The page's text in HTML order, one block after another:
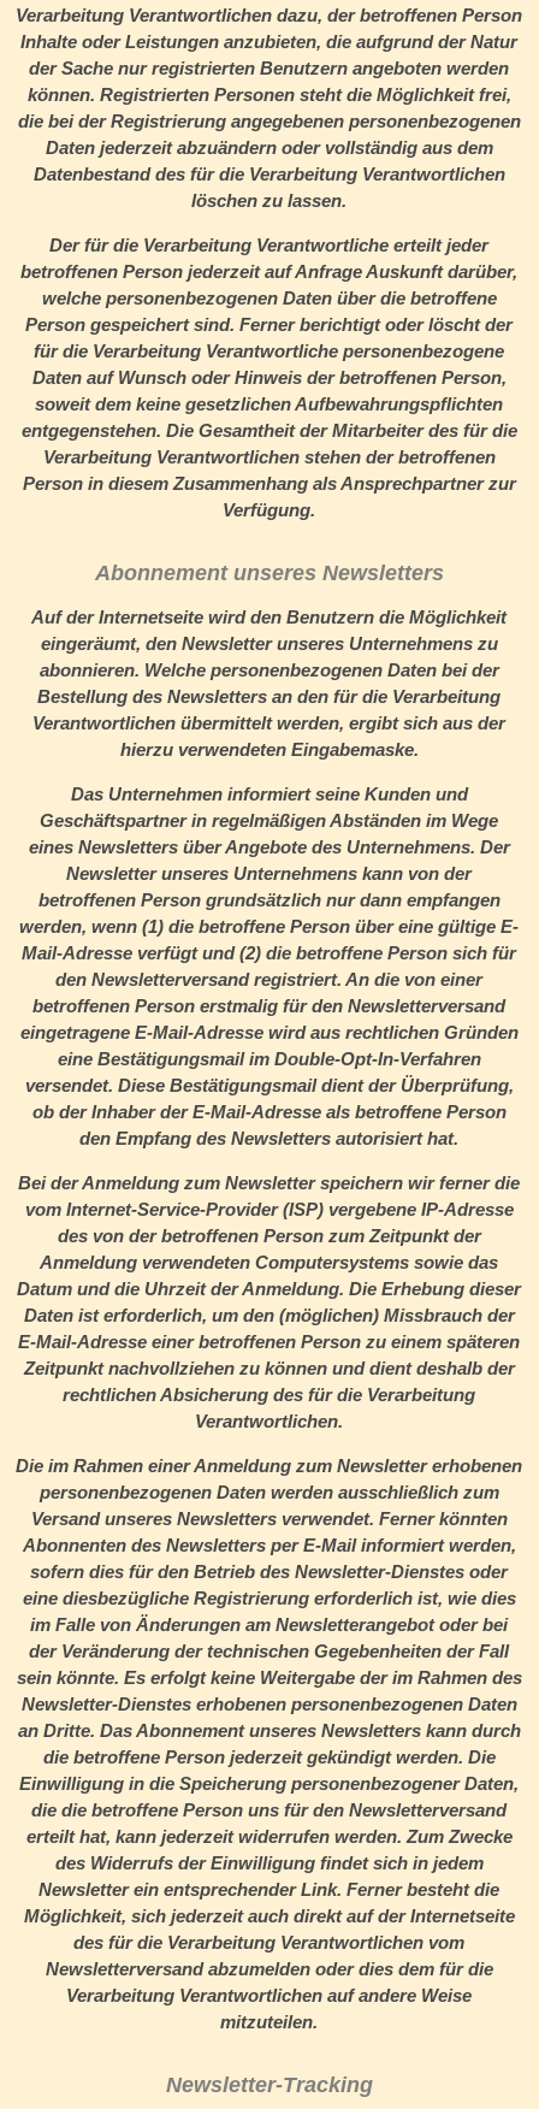
Verarbeitung Verantwortlichen dazu, der betroffenen Person
Inhalte oder Leistungen anzubieten, die aufgrund der Natur
der Sache nur registrierten Benutzern angeboten werden
können. Registrierten Personen steht die Möglichkeit frei,
die bei der Registrierung angegebenen personenbezogenen
Daten jederzeit abzuändern oder vollständig aus dem
Datenbestand des für die Verarbeitung Verantwortlichen
löschen zu lassen.
Der für die Verarbeitung Verantwortliche erteilt jeder
betroffenen Person jederzeit auf Anfrage Auskunft darüber,
welche personenbezogenen Daten über die betroffene
Person gespeichert sind. Ferner berichtigt oder löscht der
für die Verarbeitung Verantwortliche personenbezogene
Daten auf Wunsch oder Hinweis der betroffenen Person,
soweit dem keine gesetzlichen Aufbewahrungspflichten
entgegenstehen. Die Gesamtheit der Mitarbeiter des für die
Verarbeitung Verantwortlichen stehen der betroffenen
Person in diesem Zusammenhang als Ansprechpartner zur
Verfügung.
Abonnement unseres Newsletters
Auf der Internetseite wird den Benutzern die Möglichkeit
eingeräumt, den Newsletter unseres Unternehmens zu
abonnieren. Welche personenbezogenen Daten bei der
Bestellung des Newsletters an den für die Verarbeitung
Verantwortlichen übermittelt werden, ergibt sich aus der
hierzu verwendeten Eingabemaske.
Das Unternehmen informiert seine Kunden und
Geschäftspartner in regelmäßigen Abständen im Wege
eines Newsletters über Angebote des Unternehmens. Der
Newsletter unseres Unternehmens kann von der
betroffenen Person grundsätzlich nur dann empfangen
werden, wenn (1) die betroffene Person über eine gültige E-
Mail-Adresse verfügt und (2) die betroffene Person sich für
den Newsletterversand registriert. An die von einer
betroffenen Person erstmalig für den Newsletterversand
eingetragene E-Mail-Adresse wird aus rechtlichen Gründen
eine Bestätigungsmail im Double-Opt-In-Verfahren
versendet. Diese Bestätigungsmail dient der Überprüfung,
ob der Inhaber der E-Mail-Adresse als betroffene Person
den Empfang des Newsletters autorisiert hat.
Bei der Anmeldung zum Newsletter speichern wir ferner die
vom Internet-Service-Provider (ISP) vergebene IP-Adresse
des von der betroffenen Person zum Zeitpunkt der
Anmeldung verwendeten Computersystems sowie das
Datum und die Uhrzeit der Anmeldung. Die Erhebung dieser
Daten ist erforderlich, um den (möglichen) Missbrauch der
E-Mail-Adresse einer betroffenen Person zu einem späteren
Zeitpunkt nachvollziehen zu können und dient deshalb der
rechtlichen Absicherung des für die Verarbeitung
Verantwortlichen.
Die im Rahmen einer Anmeldung zum Newsletter erhobenen
personenbezogenen Daten werden ausschließlich zum
Versand unseres Newsletters verwendet. Ferner könnten
Abonnenten des Newsletters per E-Mail informiert werden,
sofern dies für den Betrieb des Newsletter-Dienstes oder
eine diesbezügliche Registrierung erforderlich ist, wie dies
im Falle von Änderungen am Newsletterangebot oder bei
der Veränderung der technischen Gegebenheiten der Fall
sein könnte. Es erfolgt keine Weitergabe der im Rahmen des
Newsletter-Dienstes erhobenen personenbezogenen Daten
an Dritte. Das Abonnement unseres Newsletters kann durch
die betroffene Person jederzeit gekündigt werden. Die
Einwilligung in die Speicherung personenbezogener Daten,
die die betroffene Person uns für den Newsletterversand
erteilt hat, kann jederzeit widerrufen werden. Zum Zwecke
des Widerrufs der Einwilligung findet sich in jedem
Newsletter ein entsprechender Link. Ferner besteht die
Möglichkeit, sich jederzeit auch direkt auf der Internetseite
des für die Verarbeitung Verantwortlichen vom
Newsletterversand abzumelden oder dies dem für die
Verarbeitung Verantwortlichen auf andere Weise
mitzuteilen.
Newsletter-Tracking